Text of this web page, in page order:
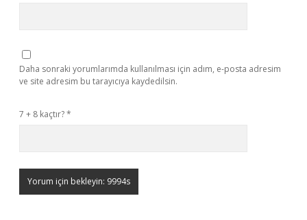
Daha sonraki yorumlarımda kullanılması için adım, e-posta adresim
ve site adresim bu tarayıcıya kaydedilsin.
7 + 8 kaçtır?*